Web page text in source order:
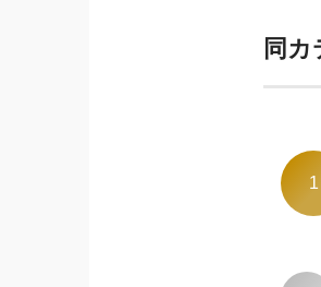
同
1